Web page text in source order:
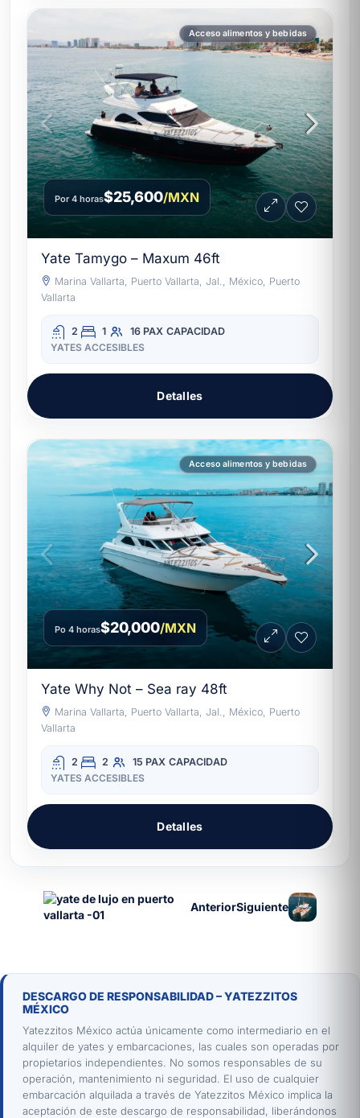
Acceso alimentos y bebidas
Por 4 horas$25,600/MXN
Yate Tamygo – Maxum 46ft
Marina Vallarta, Puerto Vallarta, Jal., México, Puerto
Vallarta
2 1 16 PAX CAPACIDAD
YATES ACCESIBLES
Detalles
Acceso alimentos y bebidas
Po 4 horas$20,000/MXN
Yate Why Not – Sea ray 48ft
Marina Vallarta, Puerto Vallarta, Jal., México, Puerto
Vallarta
2 2 15 PAX CAPACIDAD
YATES ACCESIBLES
Detalles
AnteriorSiguiente
DESCARGO DE RESPONSABILIDAD – YATEZZITOS
MÉXICO
Yatezzitos México actúa únicamente como intermediario en el
alquiler de yates y embarcaciones, las cuales son operadas por
propietarios independientes. No somos responsables de su
operación, mantenimiento ni seguridad. El uso de cualquier
embarcación alquilada a través de Yatezzitos México implica la
aceptación de este descargo de responsabilidad, liberándonos